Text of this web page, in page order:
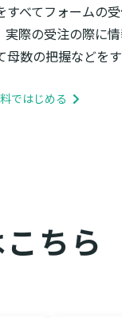
すべてフォームの
実際の受注の際に
母数の把握などを
ではじめる
ちら